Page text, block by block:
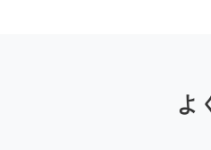
よ